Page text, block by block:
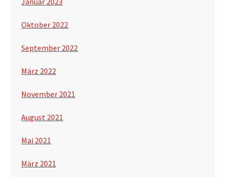
Oktober 2022
September 2022
März 2022
November 2021
August 2021
Mai 2021
März 2021